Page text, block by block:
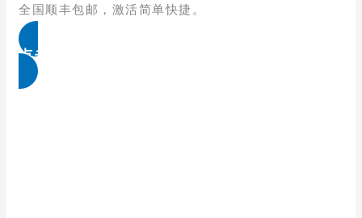
全国顺丰包邮，激活简单快捷。
点击免费领取